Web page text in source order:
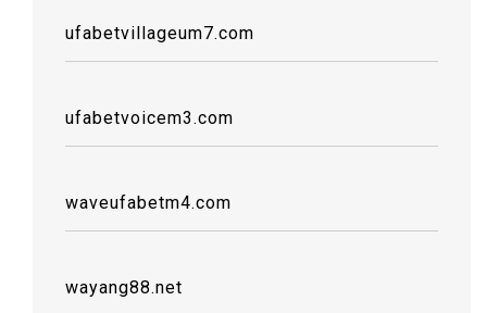
ufabetvillageum7.com
ufabetvoicem3.com
waveufabetm4.com
wayang88.net